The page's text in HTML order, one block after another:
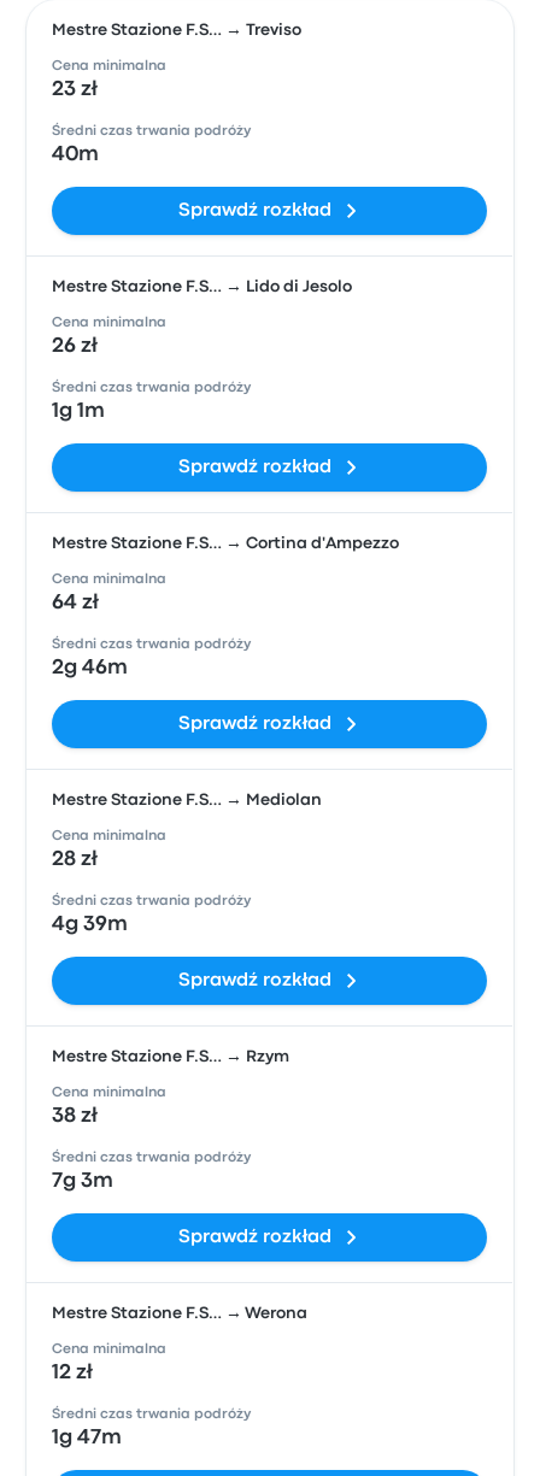
Mestre Stazione F.S… → Treviso
Cena minimalna
23 zł
Średni czas trwania podróży
40m
Sprawdź rozkład
Mestre Stazione F.S… → Lido di Jesolo
Cena minimalna
26 zł
Średni czas trwania podróży
1g 1m
Sprawdź rozkład
Mestre Stazione F.S… → Cortina d'Ampezzo
Cena minimalna
64 zł
Średni czas trwania podróży
2g 46m
Sprawdź rozkład
Mestre Stazione F.S… → Mediolan
Cena minimalna
28 zł
Średni czas trwania podróży
4g 39m
Sprawdź rozkład
Mestre Stazione F.S… → Rzym
Cena minimalna
38 zł
Średni czas trwania podróży
7g 3m
Sprawdź rozkład
Mestre Stazione F.S… → Werona
Cena minimalna
12 zł
Średni czas trwania podróży
1g 47m